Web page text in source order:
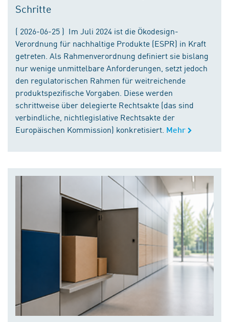
Schritte
( 2026-06-25 ) Im Juli 2024 ist die Ökodesign-
Verordnung für nachhaltige Produkte (ESPR) in Kraft
getreten. Als Rahmenverordnung definiert sie bislang
nur wenige unmittelbare Anforderungen, setzt jedoch
den regulatorischen Rahmen für weitreichende
produktspezifische Vorgaben. Diese werden
schrittweise über delegierte Rechtsakte (das sind
verbindliche, nichtlegislative Rechtsakte der
Europäischen Kommission) konkretisiert. Mehr